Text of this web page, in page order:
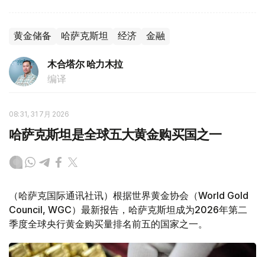
黄金储备 哈萨克斯坦 经济 金融
木合塔尔 哈力木拉
编译
08:31, 31 7月 2026
哈萨克斯坦是全球五大黄金购买国之一
（哈萨克国际通讯社讯）根据世界黄金协会（World Gold
Council, WGC）最新报告，哈萨克斯坦成为2026年第二
季度全球央行黄金购买量排名前五的国家之一。